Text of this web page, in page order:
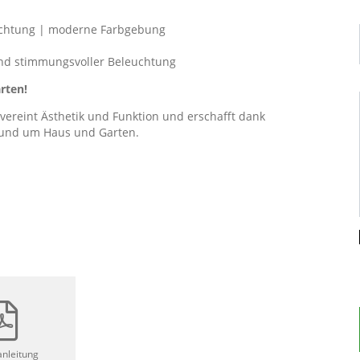
| moderne Farbgebung
stimmungsvoller Beleuchtung
Ästhetik und Funktion und erschafft dank
um Haus und Garten.